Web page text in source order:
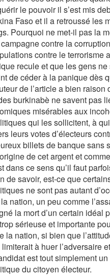
le pouvoir il s’est mis
Faso et il a retroussé les
Pourquoi ne met-il pas la
contre la
contre le terrorisme
recule et que les gens ne
de céder à la panique dès
de l’article a bien raison
burkinabè ne savent pas
misérables aux
qui les sollicitent, à
leurs votes d’électeurs
billets de banque sans
de cet argent et
dans ce sens qu’il faut
de savoir, est-ce que
ne sont pas autant
nation, un peu comme
la mort d’un certain idéal
sérieuse et importante
la nation, si bien que
à huer l’adversaire et
est tout simplement
du citoyen électeur.